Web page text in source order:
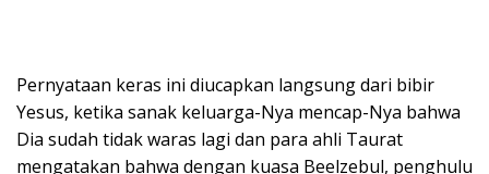
Pernyataan keras ini diucapkan langsung dari bibir
Yesus, ketika sanak keluarga-Nya mencap-Nya bahwa
Dia sudah tidak waras lagi dan para ahli Taurat
mengatakan bahwa dengan kuasa Beelzebul, penghulu